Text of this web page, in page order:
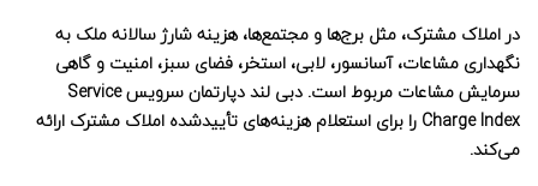
در املاک مشترک، مثل برج‌ها و مجتمع‌ها، هزینه شارژ سالانه ملک به
نگهداری مشاعات، آسانسور، لابی، استخر، فضای سبز، امنیت و گاهی
سرمایش مشاعات مربوط است. دبی لند دپارتمان سرویس Service
Charge Index را برای استعلام هزینه‌های تأییدشده املاک مشترک ارائه
می‌کند.